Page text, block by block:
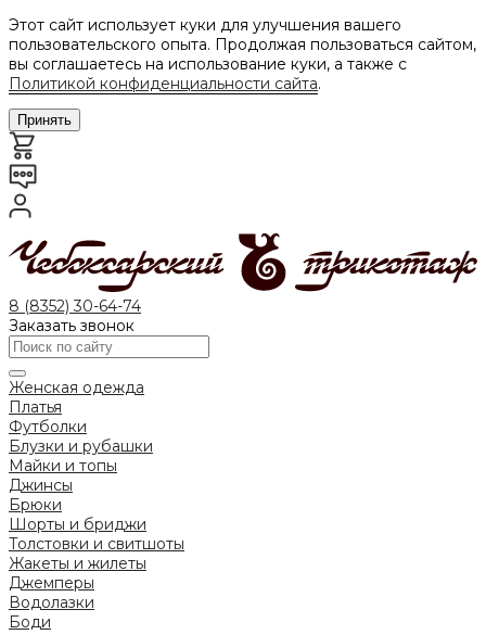
Этот сайт использует куки для улучшения вашего
пользовательского опыта. Продолжая пользоваться сайтом,
вы соглашаетесь на использование куки, а также с
Политикой конфиденциальности сайта.
Принять
8 (8352) 30-64-74
Заказать звонок
Женская одежда
Платья
Футболки
Блузки и рубашки
Майки и топы
Джинсы
Брюки
Шорты и бриджи
Толстовки и свитшоты
Жакеты и жилеты
Джемперы
Водолазки
Боди